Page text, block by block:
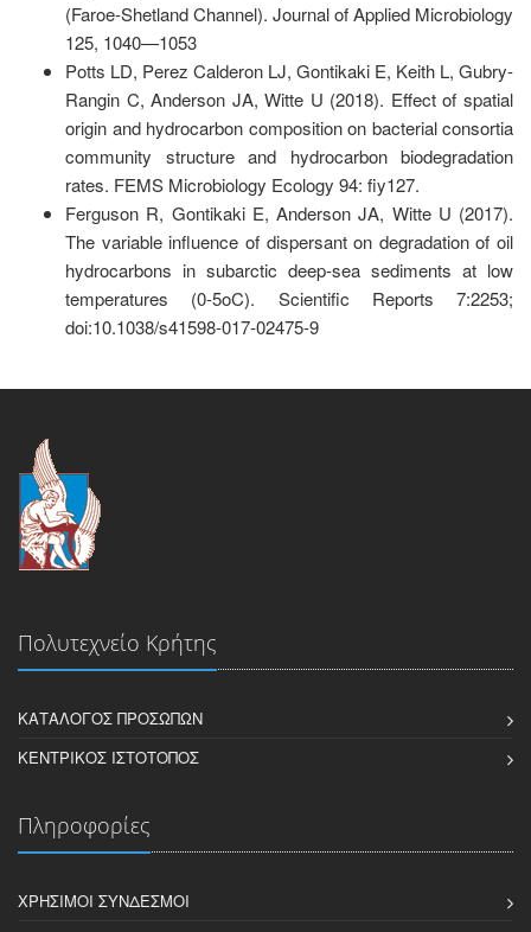
(Faroe-Shetland Channel). Journal of Applied Microbiology
125, 1040—1053
Potts LD, Perez Calderon LJ, Gontikaki E, Keith L, Gubry-
Rangin C, Anderson JA, Witte U (2018). Effect of spatial
origin and hydrocarbon composition on bacterial consortia
community structure and hydrocarbon biodegradation
rates. FEMS Microbiology Ecology 94: fiy127.
Ferguson R, Gontikaki E, Anderson JA, Witte U (2017).
The variable influence of dispersant on degradation of oil
hydrocarbons in subarctic deep-sea sediments at low
temperatures (0-5oC). Scientific Reports 7:2253;
doi:10.1038/s41598-017-02475-9
Πολυτεχνείο Κρήτης
ΚΑΤΆΛΟΓΟΣ ΠΡΟΣΏΠΩΝ
ΚΕΝΤΡΙΚΌΣ ΙΣΤΌΤΟΠΟΣ
Πληροφορίες
ΧΡΉΣΙΜΟΙ ΣΎΝΔΕΣΜΟΙ